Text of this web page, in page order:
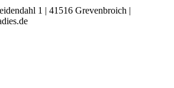
1 | 41516 Grevenbroich |